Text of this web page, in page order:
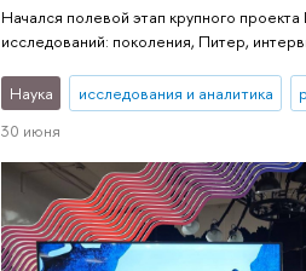
Начался полевой этап крупного
исследований: поколения, Питер,
Наука исследования и аналитика
30 июня